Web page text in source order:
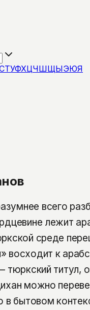
ТУФХЦЧШЩЫЭЮЯ
всего
лежит
среде
восходит к
тюркский титул,
можно
в бытовом